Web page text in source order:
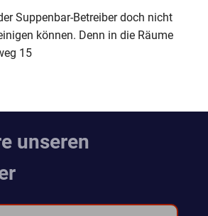
Suppenbar-Betreiber doch nicht
können. Denn in die Räume
15
unseren